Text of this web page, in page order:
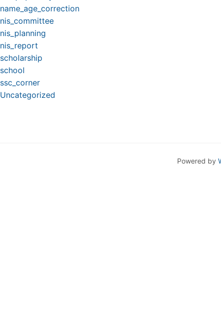
name_age_correction
nis_committee
nis_planning
nis_report
scholarship
school
ssc_corner
Uncategorized
Powered by